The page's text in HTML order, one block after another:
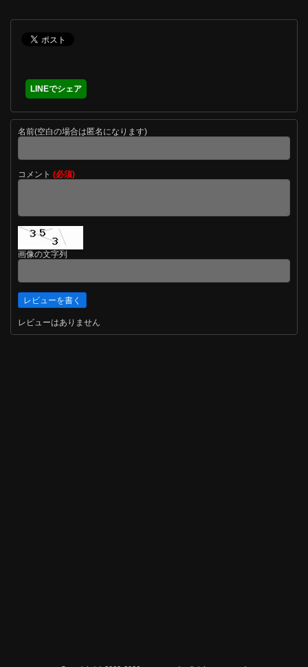
LINEでシェア
名前(空白の場合は匿名になります)
コメント (必須)
画像の文字列
レビューはありません